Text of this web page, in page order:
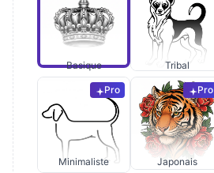
Basique Tribal
Pro
Minimaliste
Pro
Japonais